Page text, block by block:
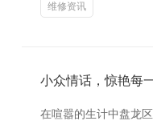
维修资讯
小众情话，惊艳每
在喧嚣的生计中盘龙